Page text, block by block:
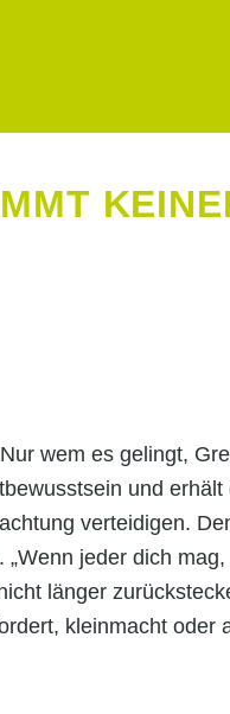
wem es gelingt,
und erhält
verteidigen.
jeder dich
länger
kleinmacht oder